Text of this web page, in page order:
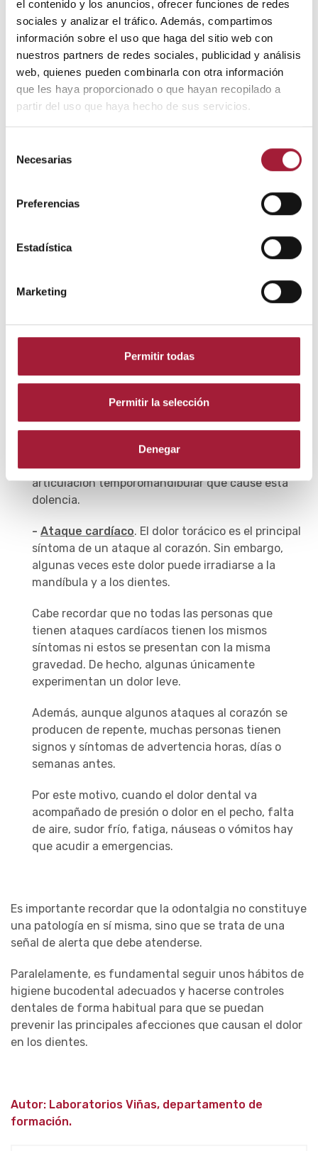
el contenido y los anuncios, ofrecer funciones de redes
sociales y analizar el tráfico. Además, compartimos
información sobre el uso que haga del sitio web con
nuestros partners de redes sociales, publicidad y análisis
web, quienes pueden combinarla con otra información
que les haya proporcionado o que hayan recopilado a
partir del uso que haya hecho de sus servicios.
Necesarias
Preferencias
Estadística
Marketing
Permitir todas
Permitir la selección
Denegar
deshidratación o un estado letárgico.
-Otitis . Las infecciones de oído suelen causar un
dolor intenso que puede irradiarse hacia la
mandíbula, los senos paranasales (los espacios
dentro de la nariz) o los dientes. De ahí que el dolor
dental pueda ser uno de sus síntomas.
paranasales se inflamen e hinchen. Esto interfiere
en el drenaje y provoca la acumulación de moco.
Como consecuencia, la sinusitis dificulta la
respiración por la nariz, la cara puede sentirse
hinchada y puede aparecer presión en el oído y
dolor facial, en la cabeza y/o los dientes.
. Las lesiones en la
mandíbula, los maxilares o el musculo
dolor en los dientes.
una caída, un accidente de tráfico, un golpe en la
cabeza o cualquier traumatismo fuerte en la zona
Por su parte, la artritis, la artrosis y el bruxismo
crónico pueden provocar un trastorno de la
articulación temporomandibular que cause esta
dolencia.
- Ataque cardíaco. El dolor torácico es el principal
síntoma de un ataque al corazón. Sin embargo,
algunas veces este dolor puede irradiarse a la
mandíbula y a los dientes.
Cabe recordar que no todas las personas que
tienen ataques cardíacos tienen los mismos
síntomas ni estos se presentan con la misma
gravedad. De hecho, algunas únicamente
experimentan un dolor leve.
Además, aunque algunos ataques al corazón se
producen de repente, muchas personas tienen
signos y síntomas de advertencia horas, días o
semanas antes.
Por este motivo, cuando el dolor dental va
acompañado de presión o dolor en el pecho, falta
de aire, sudor frío, fatiga, náuseas o vómitos hay
que acudir a emergencias.
Es importante recordar que la odontalgia no constituye
una patología en sí misma, sino que se trata de una
señal de alerta que debe atenderse.
Paralelamente, es fundamental seguir unos hábitos de
higiene bucodental adecuados y hacerse controles
dentales de forma habitual para que se puedan
prevenir las principales afecciones que causan el dolor
en los dientes.
Autor: Laboratorios Viñas, departamento de
formación.